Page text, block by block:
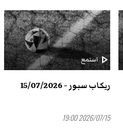
play_arrowاستمع
ريكاب سبور - 15/07/2026
2026/07/15 19:00